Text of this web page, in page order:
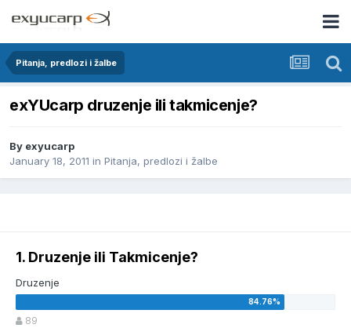
Pitanja, predlozi i žalbe
exYUcarp druzenje ili takmicenje?
By exyucarp
January 18, 2011 in Pitanja, predlozi i žalbe
1. Druzenje ili Takmicenje?
Druzenje
89